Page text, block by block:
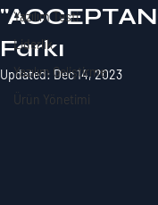
Yazılım Testi
Liderlik
Yazılım Geliştirme
Ürün Yönetimi
Farkı
Updated: Dec 14, 2023